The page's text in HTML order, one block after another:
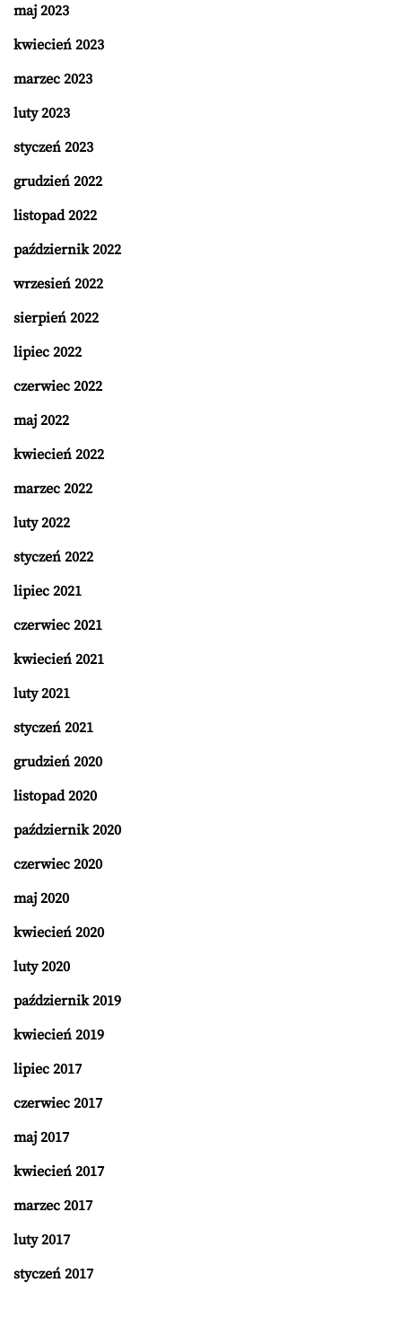
maj 2023
kwiecień 2023
marzec 2023
luty 2023
styczeń 2023
grudzień 2022
listopad 2022
październik 2022
wrzesień 2022
sierpień 2022
lipiec 2022
czerwiec 2022
maj 2022
kwiecień 2022
marzec 2022
luty 2022
styczeń 2022
lipiec 2021
czerwiec 2021
kwiecień 2021
luty 2021
styczeń 2021
grudzień 2020
listopad 2020
październik 2020
czerwiec 2020
maj 2020
kwiecień 2020
luty 2020
październik 2019
kwiecień 2019
lipiec 2017
czerwiec 2017
maj 2017
kwiecień 2017
marzec 2017
luty 2017
styczeń 2017